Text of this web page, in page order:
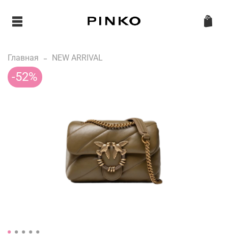
Главная NEW ARRIVAL
-52%